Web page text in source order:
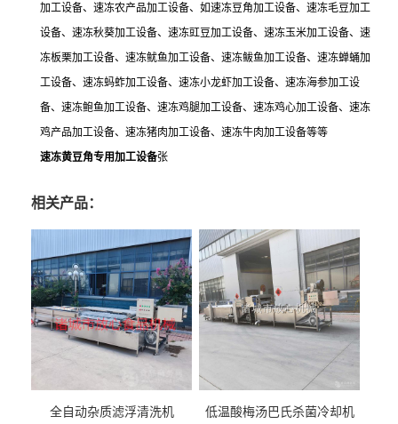
加工设备、速冻农产品加工设备、如速冻豆角加工设备、速冻毛豆加工
设备、速冻秋葵加工设备、速冻豇豆加工设备、速冻玉米加工设备、速
冻板栗加工设备、速冻鱿鱼加工设备、速冻鲅鱼加工设备、速冻蝉蛹加
工设备、速冻蚂蚱加工设备、速冻小龙虾加工设备、速冻海参加工设
备、速冻鲍鱼加工设备、速冻鸡腿加工设备、速冻鸡心加工设备、速冻
鸡产品加工设备、速冻猪肉加工设备、速冻牛肉加工设备等等
速冻黄豆角专用加工设备张
相关产品：
全自动杂质滤浮清洗机 低温酸梅汤巴氏杀菌冷却机